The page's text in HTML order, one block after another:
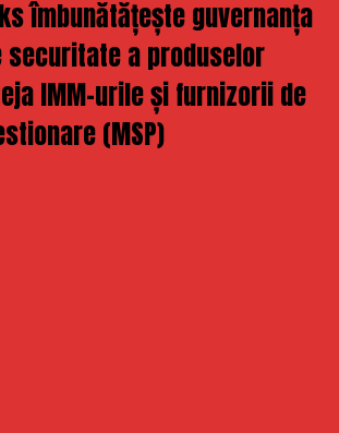
îmbunătățește guvernanța
securitate a produselor
IMM-urile și furnizorii de
(MSP)